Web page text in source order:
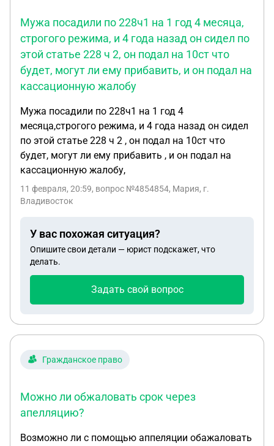
Мужа посадили по 228ч1 на 1 год 4 месяца,
строгого режима, и 4 года назад он сидел по
этой статье 228 ч 2, он подал на 10ст что
будет, могут ли ему прибавить, и он подал на
кассационную жалобу
Мужа посадили по 228ч1 на 1 год 4
месяца,строгого режима, и 4 года назад он сидел
по этой статье 228 ч 2 , он подал на 10ст что
будет, могут ли ему прибавить , и он подал на
кассационную жалобу,
11 февраля, 20:59, вопрос №4854854, Мария, г.
Владивосток
У вас похожая ситуация?
Опишите свои детали — юрист подскажет, что
делать.
Задать свой вопрос
Гражданское право
Можно ли обжаловать срок через
апелляцию?
Возможно ли с помощью аппеляции обажаловать